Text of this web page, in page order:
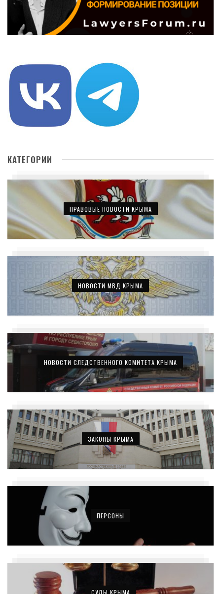
КАТЕГОРИИ
ПРАВОВЫЕ НОВОСТИ КРЫМА
НОВОСТИ МВД КРЫМА
НОВОСТИ СЛЕДСТВЕННОГО КОМИТЕТА КРЫМА
ЗАКОНЫ КРЫМА
ПЕРСОНЫ
СУДЫ КРЫМА